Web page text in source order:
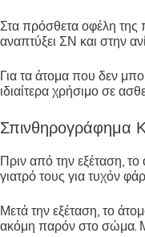
Στα πρόσθετα οφέλη της
αναπτύξει ΣΝ και στην
Για τα άτομα που δεν
ιδιαίτερα χρήσιμο σε
Σπινθηρογράφημα
Πριν από την εξέταση,
γιατρό τους για τυχόν
Μετά την εξέταση, το
ακόμη παρόν στο σώμα.